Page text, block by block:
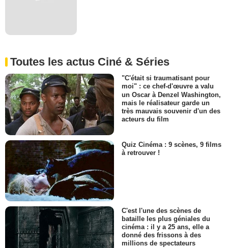
Toutes les actus Ciné & Séries
"C'était si traumatisant pour
moi" : ce chef-d'œuvre a valu
un Oscar à Denzel Washington,
mais le réalisateur garde un
très mauvais souvenir d'un des
acteurs du film
Quiz Cinéma : 9 scènes, 9 films
à retrouver !
C'est l'une des scènes de
bataille les plus géniales du
cinéma : il y a 25 ans, elle a
donné des frissons à des
millions de spectateurs